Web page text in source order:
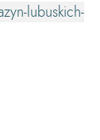
lubuskich-